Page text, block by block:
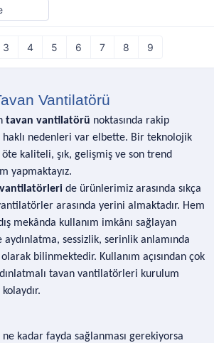
3 4 5 6 7 8 9
Vantilatörü
tavan vantilatörü noktasında rakip
haklı nedenleri var elbette. Bir teknolojik
kaliteli, şık, gelişmiş ve son trend
yapmaktayız.
vantilatörleri de ürünlerimiz arasında sıkça
arasında yerini almaktadır. Hem
mekânda kullanım imkânı sağlayan
sessizlik, serinlik anlamında
bilinmektedir. Kullanım açısından çok
tavan vantilatörleri kurulum
kadar fayda sağlanması gerekiyorsa